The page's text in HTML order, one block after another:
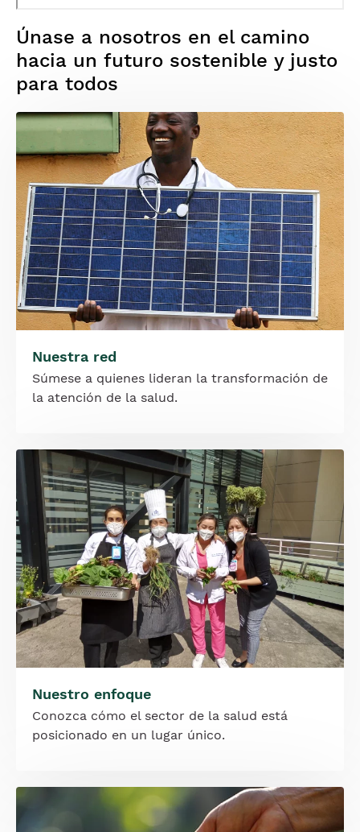
Únase a nosotros en el camino
hacia un futuro sostenible y justo
para todos
Nuestra red
Súmese a quienes lideran la transformación de
la atención de la salud.
Imagen
Nuestro enfoque
Conozca cómo el sector de la salud está
posicionado en un lugar único.
Imagen